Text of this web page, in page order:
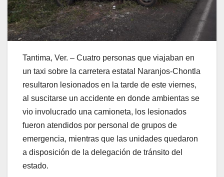
Tantima, Ver. – Cuatro personas que viajaban en
un taxi sobre la carretera estatal Naranjos-Chontla
resultaron lesionados en la tarde de este viernes,
al suscitarse un accidente en donde ambientas se
vio involucrado una camioneta, los lesionados
fueron atendidos por personal de grupos de
emergencia, mientras que las unidades quedaron
a disposición de la delegación de tránsito del
estado.